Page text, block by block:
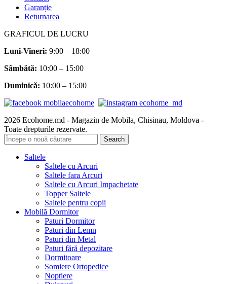
Garanție
Returnarea
GRAFICUL DE LUCRU
Luni-Vineri: 9:00 – 18:00
Sâmbătă: 10:00 – 15:00
Duminică: 10:00 – 15:00
2026 Ecohome.md - Magazin de Mobila, Chisinau, Moldova -
Toate drepturile rezervate.
Search
Saltele
Saltele cu Arcuri
Saltele fara Arcuri
Saltele cu Arcuri Impachetate
Topper Saltele
Saltele pentru copii
Mobilă Dormitor
Paturi Dormitor
Paturi din Lemn
Paturi din Metal
Paturi fără depozitare
Dormitoare
Somiere Ortopedice
Noptiere